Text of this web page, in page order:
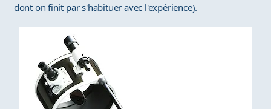
dont on finit par s'habituer avec l'expérience).